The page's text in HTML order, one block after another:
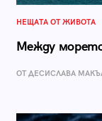
НЕЩАТА ОТ ЖИВОТА
Между
ОТ ДЕСИСЛАВА